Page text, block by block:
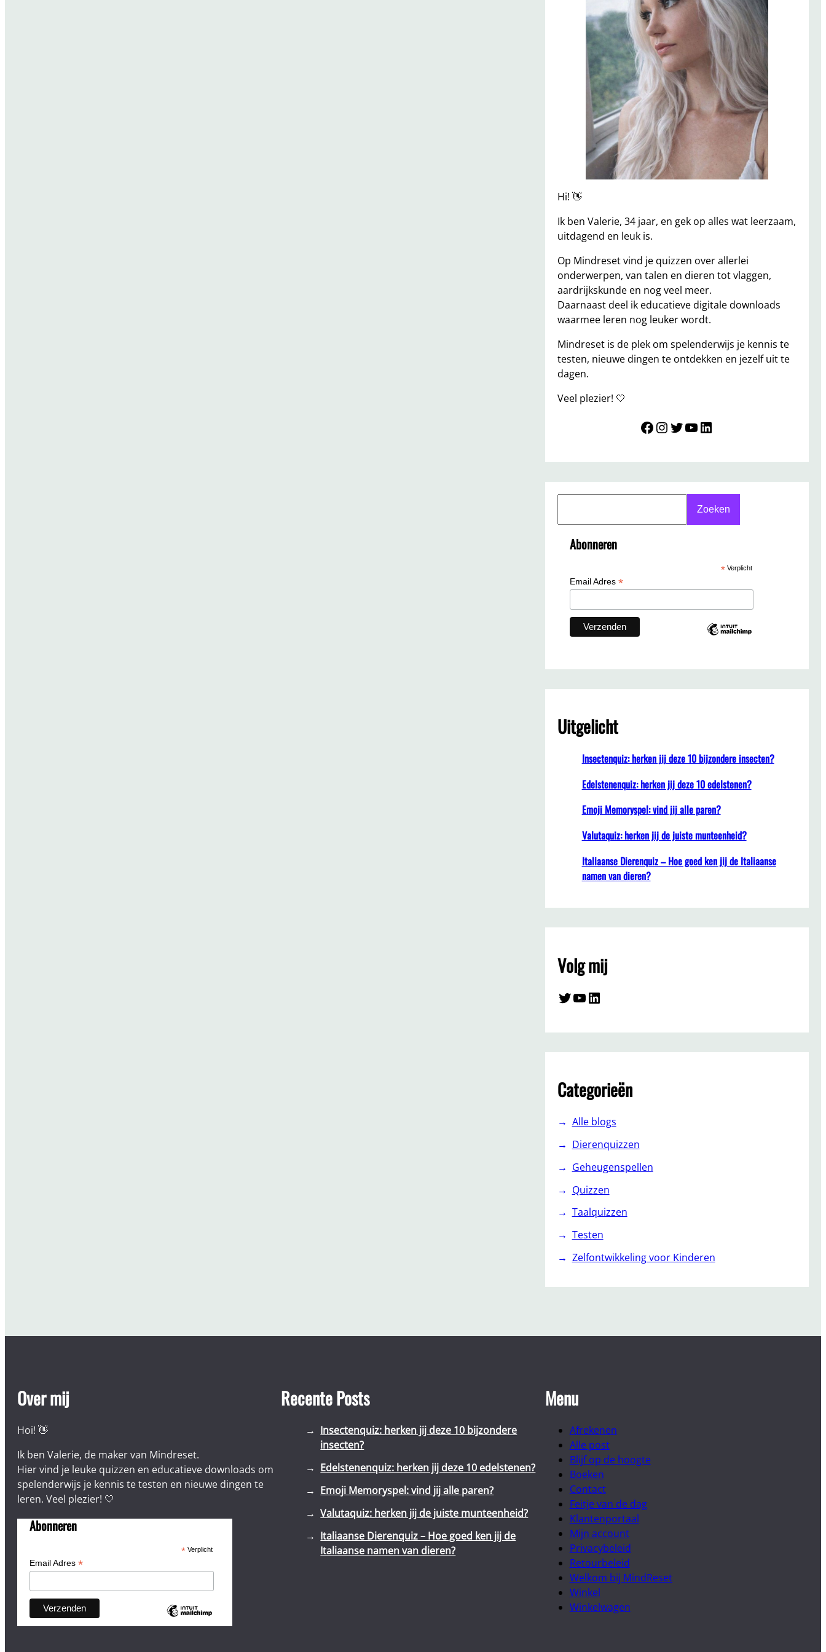
Hi! 👋
Ik ben Valerie, 34 jaar, en gek op alles wat leerzaam,
uitdagend en leuk is.
Op Mindreset vind je quizzen over allerlei
onderwerpen, van talen en dieren tot vlaggen,
aardrijkskunde en nog veel meer.
Daarnaast deel ik educatieve digitale downloads
waarmee leren nog leuker wordt.
Mindreset is de plek om spelenderwijs je kennis te
testen, nieuwe dingen te ontdekken en jezelf uit te
dagen.
Veel plezier! 🤍
Mindreset InstagramTwitter YouTube LinkedIn
Zoeken
Abonneren
* Verplicht
Email Adres *
Uitgelicht
Insectenquiz: herken jij deze 10 bijzondere insecten?
Edelstenenquiz: herken jij deze 10 edelstenen?
Emoji Memoryspel: vind jij alle paren?
Valutaquiz: herken jij de juiste munteenheid?
Italiaanse Dierenquiz – Hoe goed ken jij de Italiaanse
namen van dieren?
Volg mij
Twitter YouTube LinkedIn
Categorieën
Alle blogs
Dierenquizzen
Geheugenspellen
Quizzen
Taalquizzen
Testen
Zelfontwikkeling voor Kinderen
Over mij
Hoi! 👋
Ik ben Valerie, de maker van Mindreset.
Hier vind je leuke quizzen en educatieve downloads om
spelenderwijs je kennis te testen en nieuwe dingen te
leren. Veel plezier! 🤍
Abonneren
*Verplicht
Email Adres *
Recente Posts
Insectenquiz: herken jij deze 10 bijzondere
insecten?
Edelstenenquiz: herken jij deze 10 edelstenen?
Emoji Memoryspel: vind jij alle paren?
Valutaquiz: herken jij de juiste munteenheid?
Italiaanse Dierenquiz – Hoe goed ken jij de
Italiaanse namen van dieren?
Menu
Afrekenen
Alle post
Blijf op de hoogte
Boeken
Contact
Feitje van de dag
Klantenportaal
Mijn account
Privacybeleid
Retourbeleid
Welkom bij MindReset
Winkel
Winkelwagen